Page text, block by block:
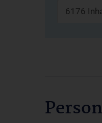
6176